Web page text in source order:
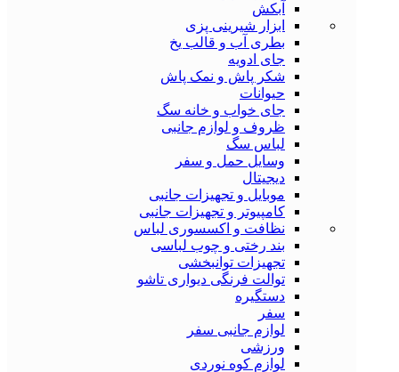
آبکش
ابزار شیرینی پزی
بطری آب و قالب یخ
جای ادویه
شکر پاش و نمک پاش
حیوانات
جای خواب و خانه سگ
ظروف و لوازم جانبی
لباس سگ
وسایل حمل و سفر
دیجیتال
موبایل و تجهیزات جانبی
کامپیوتر و تجهیزات جانبی
نظافت و اکسسوری لباس
بند رختی و چوب لباسی
تجهیزات توانبخشی
توالت فرنگی دیواری تاشو
دستگیره
سفر
لوازم جانبی سفر
ورزشی
لوازم کوه نوردی